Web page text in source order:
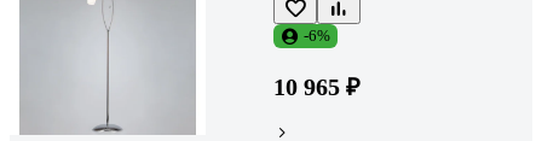
-6%
10 965 ₽